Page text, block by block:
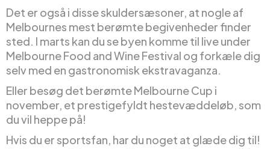
Det er også i disse skuldersæsoner, at nogle af
Melbournes mest berømte begivenheder finder
sted. I marts kan du se byen komme til live under
Melbourne Food and Wine Festival og forkæle dig
selv med en gastronomisk ekstravaganza.
Eller besøg det berømte Melbourne Cup i
november, et prestigefyldt hestevæddeløb, som
du vil heppe på!
Hvis du er sportsfan, har du noget at glæde dig til!